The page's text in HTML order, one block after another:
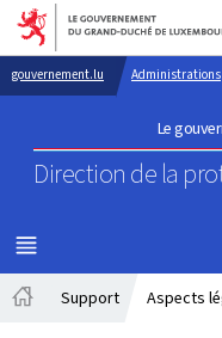
Aller
gouvernement.lu Administrations
Le
Direction de la
MENU
PRINCIPAL
Support Aspects